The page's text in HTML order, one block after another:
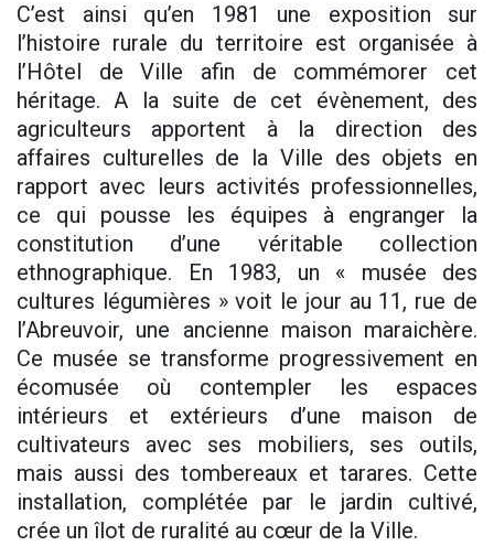
C’est ainsi qu’en 1981 une exposition sur
l’histoire rurale du territoire est organisée à
l’Hôtel de Ville afin de commémorer cet
héritage. A la suite de cet évènement, des
agriculteurs apportent à la direction des
affaires culturelles de la Ville des objets en
rapport avec leurs activités professionnelles,
ce qui pousse les équipes à engranger la
constitution d’une véritable collection
ethnographique. En 1983, un « musée des
cultures légumières » voit le jour au 11, rue de
l’Abreuvoir, une ancienne maison maraichère.
Ce musée se transforme progressivement en
écomusée où contempler les espaces
intérieurs et extérieurs d’une maison de
cultivateurs avec ses mobiliers, ses outils,
mais aussi des tombereaux et tarares. Cette
installation, complétée par le jardin cultivé,
crée un îlot de ruralité au cœur de la Ville.